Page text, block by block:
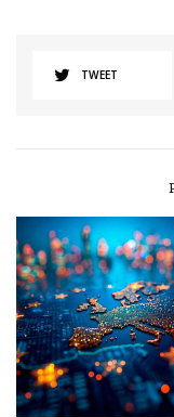
TWEET